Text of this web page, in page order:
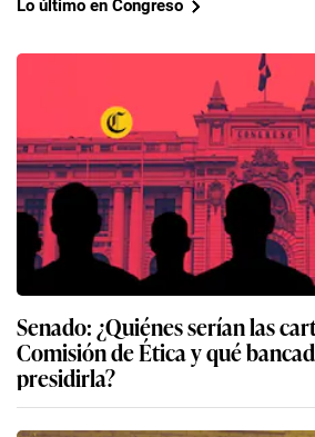
Lo último en Congreso
Senado: ¿Quiénes serían las
Comisión de Ética y qué
presidirla?